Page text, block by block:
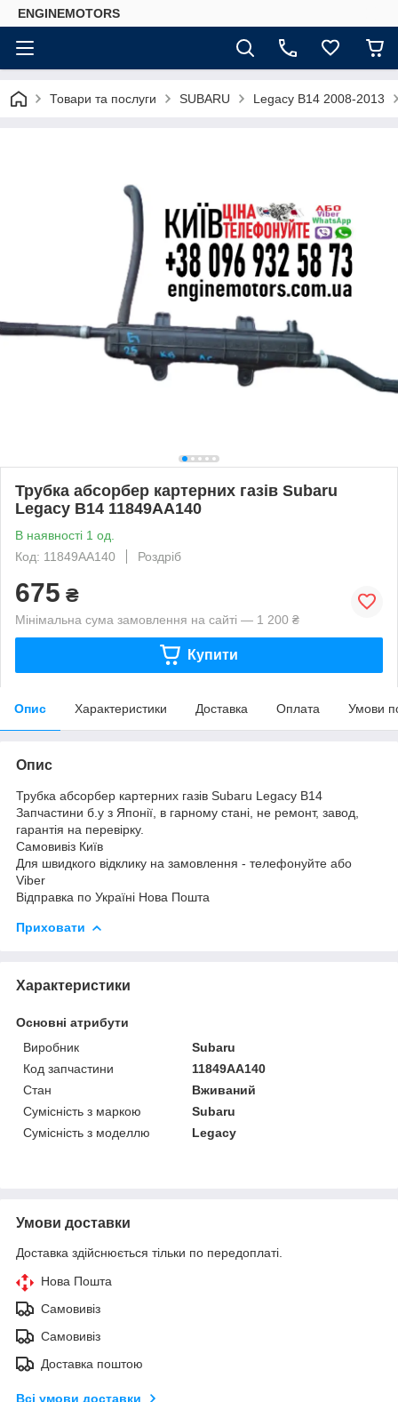
ENGINEMOTORS
Товари та послуги SUBARU Legacy B14 2008-2013
Трубка абсорбер картерних газів Subaru
Legacy B14 11849AA140
В наявності 1 од.
Код: 11849AA140
Роздріб
675 ₴
Мінімальна сума замовлення на сайті — 1 200 ₴
Купити
Опис Характеристики Доставка Оплата Умови
Опис
Трубка абсорбер картерних газів Subaru Legacy B14
Запчастини б.у з Японії, в гарному стані, не ремонт, завод,
гарантія на перевірку.
Самовивіз Київ
Для швидкого відклику на замовлення - телефонуйте або
Viber
Відправка по Україні Нова Пошта
Приховати
Характеристики
Основні атрибути
Виробник
Subaru
Код запчастини
11849AA140
Стан
Вживаний
Сумісність з маркою
Subaru
Сумісність з моделлю
Legacy
Умови доставки
Доставка здійснюється тільки по передоплаті.
Нова Пошта
Самовивіз
Самовивіз
Доставка поштою
Всі умови доставки